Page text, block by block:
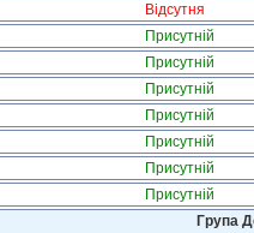
Відсутня
Присутній
Присутній
Присутній
Присутній
Присутній
Присутній
Присутній
Група